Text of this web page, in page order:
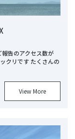
告のアクセス数が
クリです たくさんの
View More